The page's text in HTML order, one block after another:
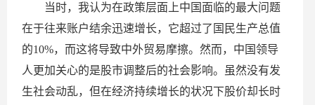
当时，我认为在政策层面上中国面临的最大问题
在于往来账户结余迅速增长，它超过了国民生产总值
的10%，而这将导致中外贸易摩擦。然而，中国领导
人更加关心的是股市调整后的社会影响。虽然没有发
生社会动乱，但在经济持续增长的状况下股价却长时